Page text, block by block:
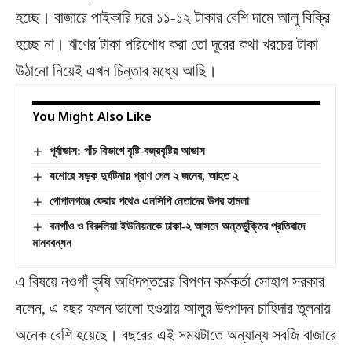
হচ্ছে। বাজারে পাইকারি দরে ১১-১২ টাকার বেশি দামে আলু বিক্রি
হচ্ছে না। ঋণের টাকা পরিশোধ করা তো দূরের কথা খরচের টাকা
উঠানো নিয়েই এখন চিন্তার মধ্যে আছি।
You Might Also Like
পূর্বাভাস: পাঁচ বিভাগে বৃষ্টি-বজ্রবৃষ্টির আভাস
যশোরে সড়ক দুর্ঘটনায় প্রাণ গেল ২ জনের, আহত ২
গোপালগঞ্জে ফেরার পথেও এনসিপি নেতাদের উপর হামলা
বনগাঁও ও বিরুলিয়া ইউনিয়নকে ঢাকা-২ আসনে অন্তর্ভুক্তির প্রতিবাদে
মানববন্ধন
এ বিষয়ে নওগাঁ কৃষি অধিদপ্তরের বিপণন কর্মকর্তা সোহাগ সরকার
বলেন, এ বছর ফলন ভালো হওয়ায় আলুর উৎপাদন চাহিদার তুলনায়
অনেক বেশি হয়েছে। বছরের এই সময়টাতে অন্যান্য সবজি বাজারে